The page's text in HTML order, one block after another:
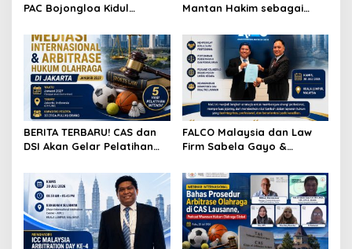
PAC Bojongloa Kidul
Wujudkan Lingkungan
Tanpa Riba
Mantan Hakim sebagai
Penyelesaian Sengketa di
Indonesia
BERITA TERBARU! CAS dan
DSI Akan Gelar Pelatihan
Arbitrase Hukum Olahraga
di Jakarta
FALCO Malaysia dan Law
Firm Sabela Gayo &
Sama melalui Nota
Kesepahaman